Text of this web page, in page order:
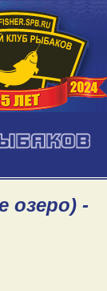
озеро) -